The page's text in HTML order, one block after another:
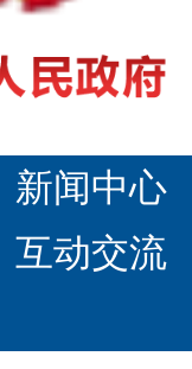
新闻中心
互动交流